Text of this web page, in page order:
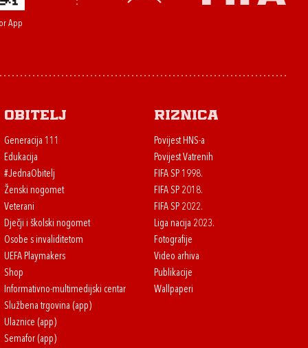
App
Obitelj
Generacija 111
Edukacija
#JednaObitelj
Ženski nogomet
Veterani
Dječji i školski nogomet
Osobe s invaliditetom
UEFA Playmakers
Shop
Informativno-multimedijski centar
Službena trgovina (app)
Ulaznice (app)
Semafor (app)
Riznica
Povijest HNS-a
Povijest Vatrenih
FIFA SP 1998.
FIFA SP 2018.
FIFA SP 2022.
Liga nacija 2023.
Fotografije
Video arhiva
Publikacije
Wallpaperi